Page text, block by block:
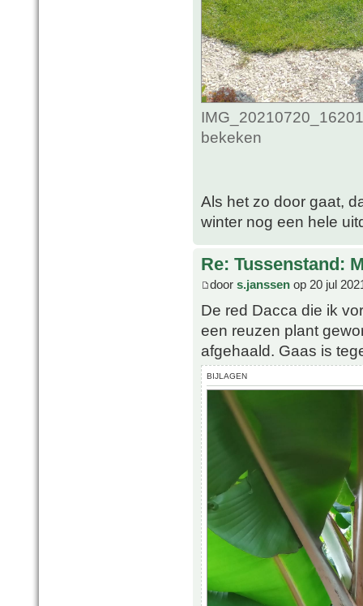
bekeken
Als het zo door gaat,
winter nog een hele
Re: Tussenstand:
door s.janssen op 20 jul
De red Dacca die ik
een reuzen plant
afgehaald. Gaas is
BIJLAGEN